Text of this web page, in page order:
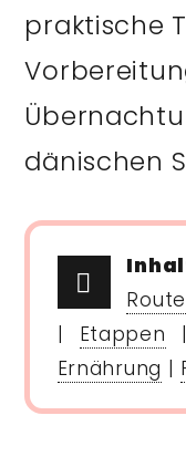
praktische
dänischen
Route
| Etappen
Ernährung |